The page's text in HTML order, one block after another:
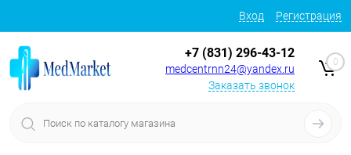
Вход Регистрация
+7 (831) 296-43-12
medcentrnn24@yandex.ru
Заказать звонок
0